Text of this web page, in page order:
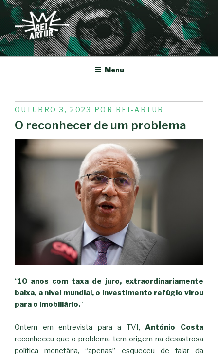
Saltar
para
conteúdo
REI-ARTUR
Menu
PUBLICADO
EM
OUTUBRO 3, 2023 POR REI-ARTUR
O reconhecer de um problema
“10 anos com taxa de juro, extraordinariamente
baixa, a nível mundial, o investimento refúgio virou
para o imobiliário.“
Ontem em entrevista para a TVI,António Costa
reconheceu que o problema tem origem na desastrosa
política monetária, “apenas” esqueceu de falar da